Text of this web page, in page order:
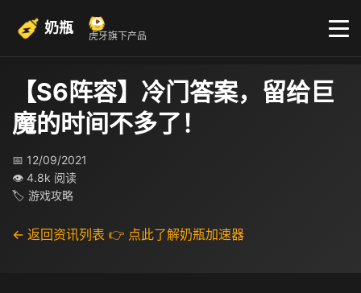
奶瓶 虎牙旗下产品
【S6阵容】冷门答案，留给巨
魔的时间不多了！
📅 12/09/2021
👁 4.8k 阅读
🏷 游戏攻略
← 返回资讯列表 👉 点此了解奶瓶加速器